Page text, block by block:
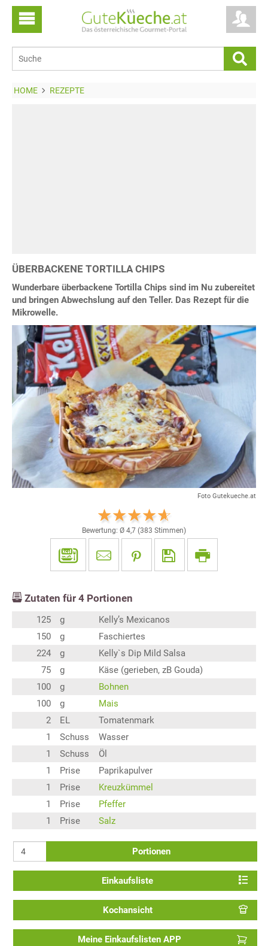
HOME REZEPTE
ÜBERBACKENE TORTILLA CHIPS
Wunderbare überbackene Tortilla Chips sind im Nu zubereitet
und bringen Abwechslung auf den Teller. Das Rezept für die
Mikrowelle.
Foto Gutekueche.at
Bewertung: Ø 4,7 (383 Stimmen)
Zutaten für 4 Portionen
125 g
Kelly’s Mexicanos
150
g
Faschiertes
224
g
Kelly`s Dip Mild Salsa
75
g
Käse (gerieben, zB Gouda)
100
g
Bohnen
100
g
Mais
2
EL
Tomatenmark
1
Schuss
Wasser
1
Schuss
Öl
1
Prise
Paprikapulver
1
Prise
Kreuzkümmel
1
Prise
Pfeffer
1
Prise Salz
Portionen
Einkaufsliste
Kochansicht
Meine Einkaufslisten APP